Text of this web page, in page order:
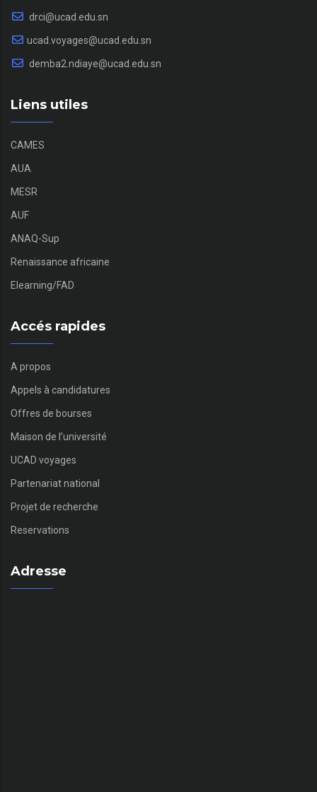
drci@ucad.edu.sn
ucad.voyages@ucad.edu.sn
demba2.ndiaye@ucad.edu.sn
Liens utiles
CAMES
AUA
MESR
AUF
ANAQ-Sup
Renaissance africaine
Elearning/FAD
Accés rapides
A propos
Appels à candidatures
Offres de bourses
Maison de l’université
UCAD voyages
Partenariat national
Projet de recherche
Reservations
Adresse